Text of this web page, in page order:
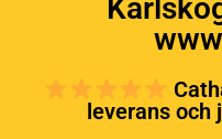
leverans och